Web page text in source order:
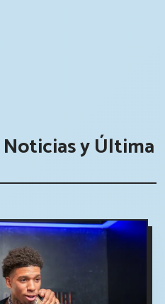
y Última